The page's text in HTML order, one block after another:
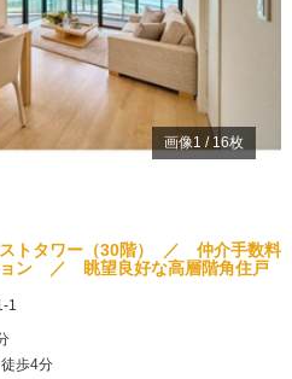
画像1 / 16枚
トタワー（30階） ／ 仲介手数料
ン ／ 眺望良好な高層階角住戸
1
歩4分